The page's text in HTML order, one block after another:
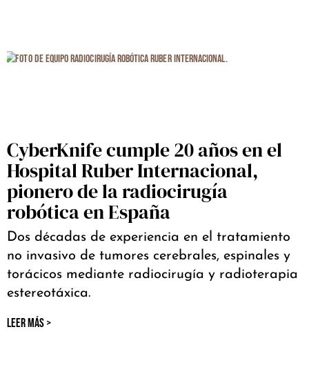
CyberKnife cumple 20 años en el
Hospital Ruber Internacional,
pionero de la radiocirugía
robótica en España
Dos décadas de experiencia en el tratamiento
no invasivo de tumores cerebrales, espinales y
torácicos mediante radiocirugía y radioterapia
estereotáxica.
LEER MÁS >